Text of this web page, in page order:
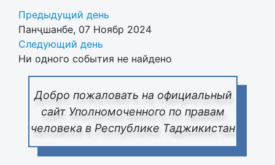
Добро пожаловать на официальный
сайт Уполномоченного по правам
человека в Республике Таджикистан
Предыдущий день
Панҷшанбе, 07 Ноябр 2024
Следующий день
Ни одного события не найдено